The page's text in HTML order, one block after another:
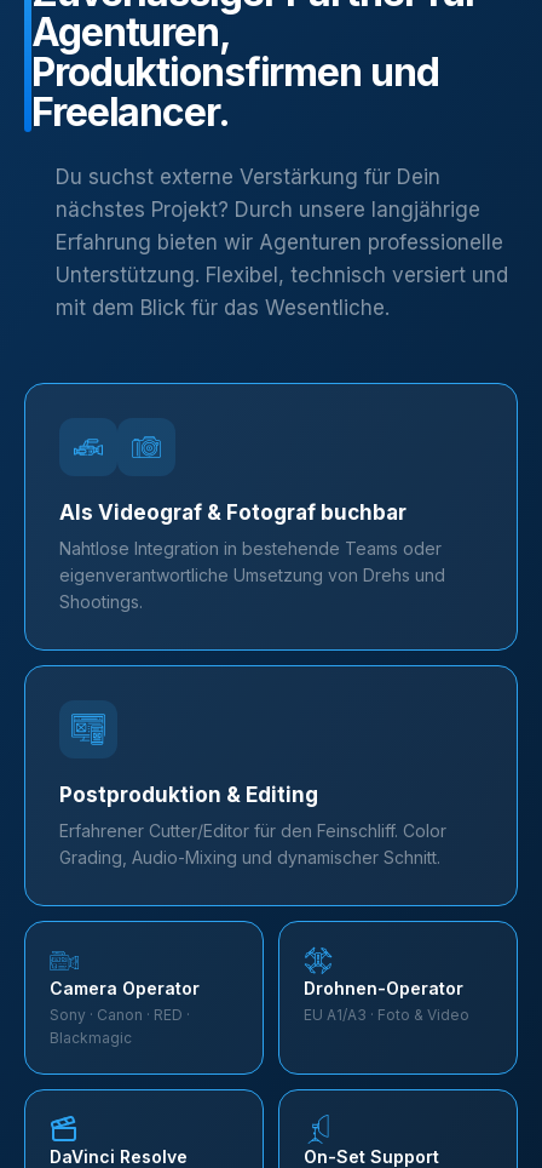
Agenturen,
Produktionsfirmen und
Freelancer.
Du suchst externe Verstärkung für Dein
nächstes Projekt? Durch unsere langjährige
Erfahrung bieten wir Agenturen professionelle
Unterstützung. Flexibel, technisch versiert und
mit dem Blick für das Wesentliche.
Als Videograf & Fotograf buchbar
Nahtlose Integration in bestehende Teams oder
eigenverantwortliche Umsetzung von Drehs und
Shootings.
Postproduktion & Editing
Erfahrener Cutter/Editor für den Feinschliff. Color
Grading, Audio-Mixing und dynamischer Schnitt.
Camera Operator
Sony · Canon · RED ·
Blackmagic
Drohnen-Operator
EU A1/A3 · Foto & Video
DaVinci Resolve On-Set Support